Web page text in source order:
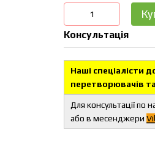
Консультація
Наші спеціалісти
перетворювачів
Для консультації по
або в месенджери